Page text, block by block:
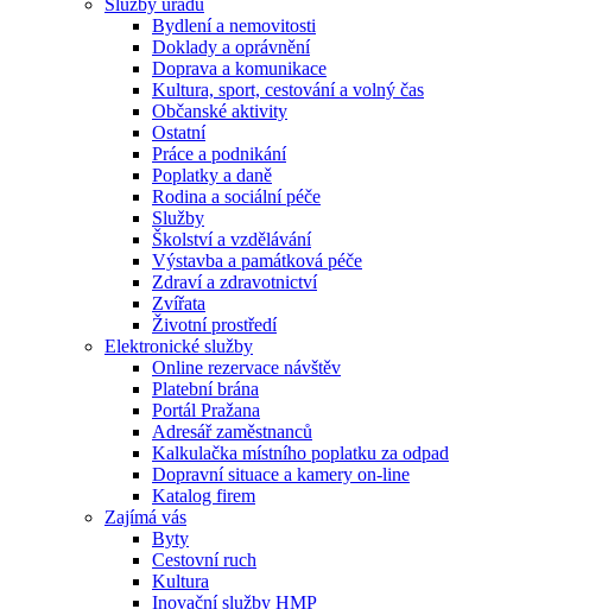
Služby úřadu
Bydlení a nemovitosti
Doklady a oprávnění
Doprava a komunikace
Kultura, sport, cestování a volný čas
Občanské aktivity
Ostatní
Práce a podnikání
Poplatky a daně
Rodina a sociální péče
Služby
Školství a vzdělávání
Výstavba a památková péče
Zdraví a zdravotnictví
Zvířata
Životní prostředí
Elektronické služby
Online rezervace návštěv
Platební brána
Portál Pražana
Adresář zaměstnanců
Kalkulačka místního poplatku za odpad
Dopravní situace a kamery on-line
Katalog firem
Zajímá vás
Byty
Cestovní ruch
Kultura
Inovační služby HMP